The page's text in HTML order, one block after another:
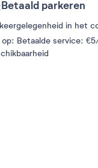
Betaald parkeren
in het
Betaalde service: